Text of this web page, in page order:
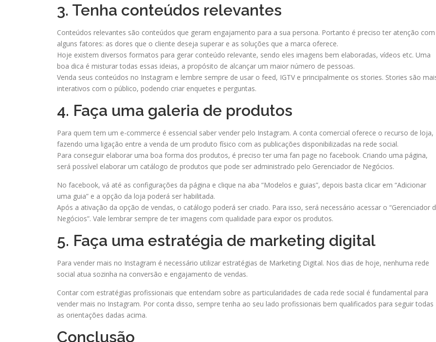
3. Tenha conteúdos relevantes
Conteúdos relevantes são conteúdos que geram engajamento para a sua persona. Portanto é preciso ter atenção com
alguns fatores: as dores que o cliente deseja superar e as soluções que a marca oferece.
Hoje existem diversos formatos para gerar conteúdo relevante, sendo eles imagens bem elaboradas, vídeos etc. Uma
boa dica é misturar todas essas ideias, a propósito de alcançar um maior número de pessoas.
Venda seus conteúdos no Instagram e lembre sempre de usar o feed, IGTV e principalmente os stories. Stories são
interativos com o público, podendo criar enquetes e perguntas.
4. Faça uma galeria de produtos
Para quem tem um e-commerce é essencial saber vender pelo Instagram. A conta comercial oferece o recurso de loja,
fazendo uma ligação entre a venda de um produto físico com as publicações disponibilizadas na rede social.
Para conseguir elaborar uma boa forma dos produtos, é preciso ter uma fan page no facebook. Criando uma página,
será possível elaborar um catálogo de produtos que pode ser administrado pelo Gerenciador de Negócios.
No facebook, vá até as configurações da página e clique na aba “Modelos e guias”, depois basta clicar em “Adicionar
uma guia” e a opção da loja poderá ser habilitada.
Após a ativação da opção de vendas, o catálogo poderá ser criado. Para isso, será necessário acessar o “Gerenciador
Negócios”. Vale lembrar sempre de ter imagens com qualidade para expor os produtos.
5. Faça uma estratégia de marketing digital
Para vender mais no Instagram é necessário utilizar estratégias de Marketing Digital. Nos dias de hoje, nenhuma rede
social atua sozinha na conversão e engajamento de vendas.
Contar com estratégias profissionais que entendam sobre as particularidades de cada rede social é fundamental para
vender mais no Instagram. Por conta disso, sempre tenha ao seu lado profissionais bem qualificados para seguir todas
as orientações dadas acima.
Conclusão